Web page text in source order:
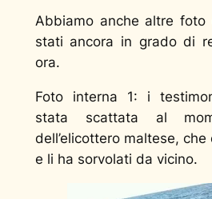
Abbiamo anche altre
stati ancora in grado di
ora.
Foto interna 1: i
stata scattata al
dell’elicottero maltese,
e li ha sorvolati da vicino.